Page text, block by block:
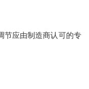
应由制造商认可的专